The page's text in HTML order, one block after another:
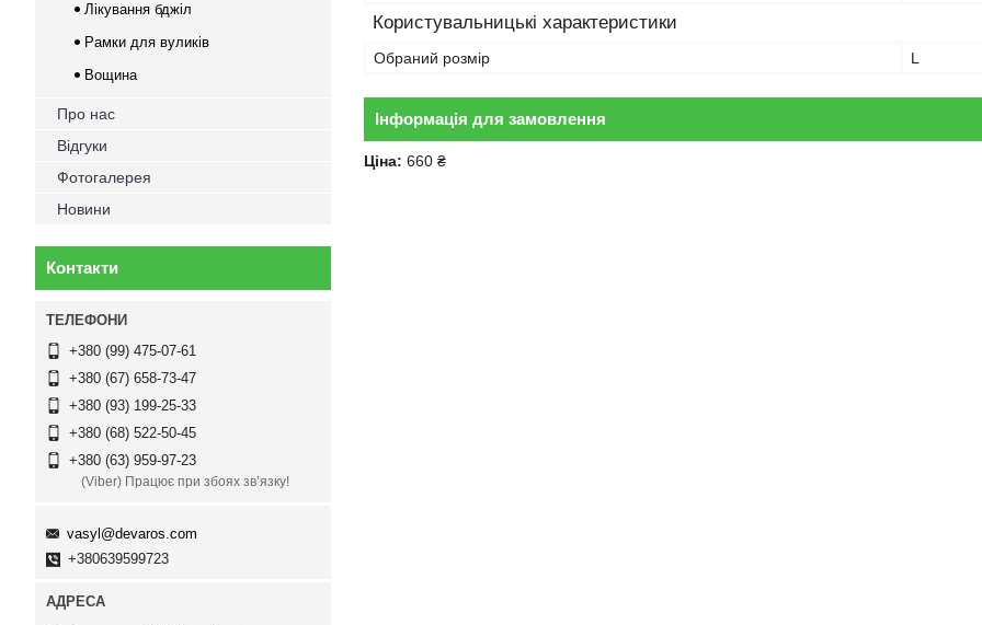
Користувальницькі характеристики
Обраний розмір L
Інформація для замовлення
Ціна: 660 ₴
Лікування бджіл
Рамки для вуликів
Вощина
Про нас
Відгуки
Фотогалерея
Новини
Контакти
+380 (99) 475-07-61
+380 (67) 658-73-47
+380 (93) 199-25-33
+380 (68) 522-50-45
+380 (63) 959-97-23
(Viber) Працює при збоях зв’язку!
vasyl@devaros.com
+380639599723